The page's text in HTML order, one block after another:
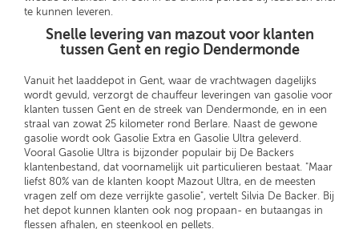
te kunnen leveren.
Snelle levering van mazout voor klanten
tussen Gent en regio Dendermonde
Vanuit het laaddepot in Gent, waar de vrachtwagen dagelijks
wordt gevuld, verzorgt de chauffeur leveringen van gasolie voor
klanten tussen Gent en de streek van Dendermonde, en in een
straal van zowat 25 kilometer rond Berlare. Naast de gewone
gasolie wordt ook Gasolie Extra en Gasolie Ultra geleverd.
Vooral Gasolie Ultra is bijzonder populair bij De Backers
klantenbestand, dat voornamelijk uit particulieren bestaat. "Maar
liefst 80% van de klanten koopt Mazout Ultra, en de meesten
vragen zelf om deze verrijkte gasolie", vertelt Silvia De Backer. Bij
het depot kunnen klanten ook nog propaan- en butaangas in
flessen afhalen, en steenkool en pellets.